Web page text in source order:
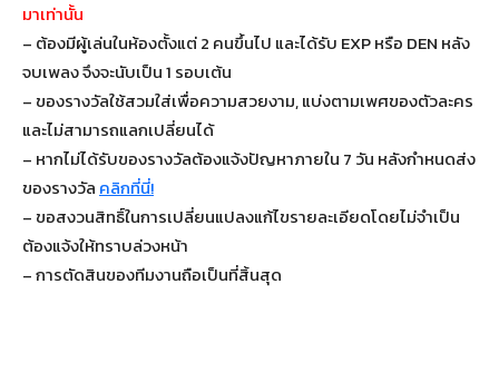
มาเท่านั้น
– ต้องมีผู้เล่นในห้องตั้งแต่ 2 คนขึ้นไป และได้รับ EXP หรือ DEN หลัง
จบเพลง จึงจะนับเป็น 1 รอบเต้น
– ของรางวัลใช้สวมใส่เพื่อความสวยงาม, แบ่งตามเพศของตัวละคร
และไม่สามารถแลกเปลี่ยนได้
– หากไม่ได้รับของรางวัลต้องแจ้งปัญหาภายใน 7 วัน หลังกำหนดส่ง
ของรางวัล คลิกที่นี่!
– ขอสงวนสิทธิ์ในการเปลี่ยนแปลงแก้ไขรายละเอียดโดยไม่จำเป็น
ต้องแจ้งให้ทราบล่วงหน้า
– การตัดสินของทีมงานถือเป็นที่สิ้นสุด